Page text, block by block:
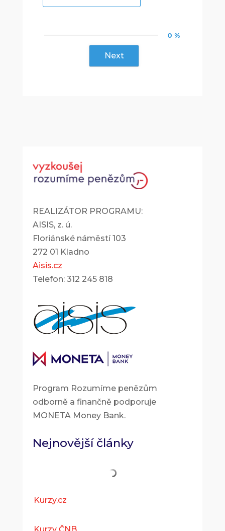
0 %
Next
REALIZÁTOR PROGRAMU:
AISIS, z. ú.
Floriánské náměstí 103
272 01 Kladno
Aisis.cz
Telefon: 312 245 818
Program Rozumíme penězům
odborně a finančně podporuje
MONETA Money Bank.
Nejnovější články
Kurzy.cz